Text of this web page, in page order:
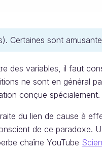
Certaines sont
des variables, il faut
ne sont en général
conçue spécialement.
du lien de cause à
de ce paradoxe.
chaîne YouTube